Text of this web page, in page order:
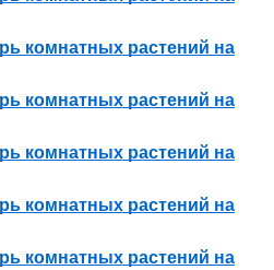
комнатных растений на
комнатных растений на
комнатных растений на
комнатных растений на
комнатных растений на